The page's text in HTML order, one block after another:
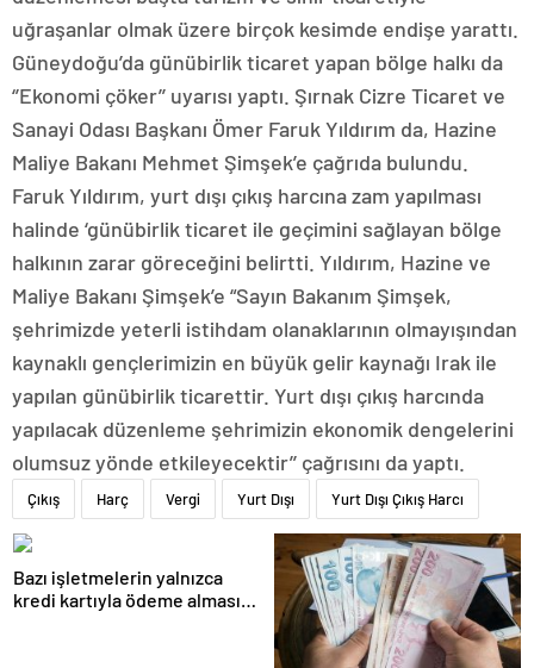
uğraşanlar olmak üzere birçok kesimde endişe yarattı.
Güneydoğu’da günübirlik ticaret yapan bölge halkı da
‘’Ekonomi çöker’’ uyarısı yaptı. Şırnak Cizre Ticaret ve
Sanayi Odası Başkanı Ömer Faruk Yıldırım da, Hazine
Maliye Bakanı Mehmet Şimşek’e çağrıda bulundu.
Faruk Yıldırım, yurt dışı çıkış harcına zam yapılması
halinde ‘günübirlik ticaret ile geçimini sağlayan bölge
halkının zarar göreceğini belirtti. Yıldırım, Hazine ve
Maliye Bakanı Şimşek’e “Sayın Bakanım Şimşek,
şehrimizde yeterli istihdam olanaklarının olmayışından
kaynaklı gençlerimizin en büyük gelir kaynağı Irak ile
yapılan günübirlik ticarettir. Yurt dışı çıkış harcında
yapılacak düzenleme şehrimizin ekonomik dengelerini
olumsuz yönde etkileyecektir’’ çağrısını da yaptı.
Çıkış Harç Vergi Yurt Dışı Yurt Dışı Çıkış Harcı
Bazı işletmelerin yalnızca
kredi kartıyla ödeme alması